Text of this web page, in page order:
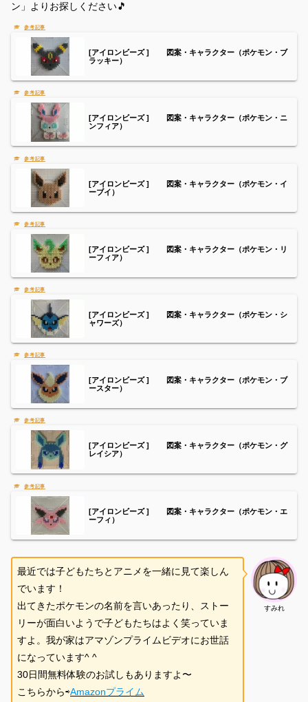
ン」よりお探しください🎵
[アイロンビーズ ] 図案・キャラクター（ポケモン・ブ
ラッキー）
[アイロンビーズ ] 図案・キャラクター（ポケモン・ニ
ンフィア）
[アイロンビーズ ] 図案・キャラクター（ポケモン・イ
ーブイ）
[アイロンビーズ ] 図案・キャラクター（ポケモン・リ
ーフィア）
[アイロンビーズ ] 図案・キャラクター（ポケモン・シ
ャワーズ）
[アイロンビーズ ] 図案・キャラクター（ポケモン・ブ
ースター）
[アイロンビーズ ] 図案・キャラクター（ポケモン・グ
レイシア）
[アイロンビーズ ] 図案・キャラクター（ポケモン・エ
ーフィ）
すみれ
最近では子どもたちとアニメを一緒に見て楽しん
でいます！
出てきたポケモンの名前を言いあったり、ストー
リーが面白いようで子どもたちはよく笑っていま
すよ。我が家はアマゾンプライムビデオにお世話
になっています^ ^
30日間無料体験のお試しもありますよ〜
こちらから⇨Amazonプライム